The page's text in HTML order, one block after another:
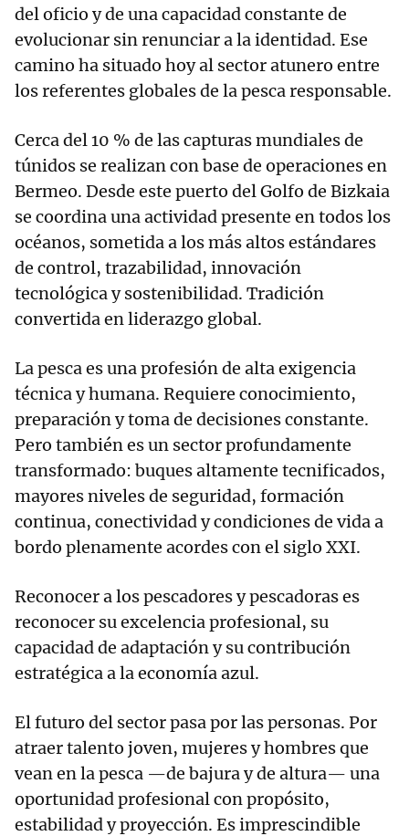
del oficio y de una capacidad constante de
evolucionar sin renunciar a la identidad. Ese
camino ha situado hoy al sector atunero entre
los referentes globales de la pesca responsable.
Cerca del 10 % de las capturas mundiales de
túnidos se realizan con base de operaciones en
Bermeo. Desde este puerto del Golfo de Bizkaia
se coordina una actividad presente en todos los
océanos, sometida a los más altos estándares
de control, trazabilidad, innovación
tecnológica y sostenibilidad. Tradición
convertida en liderazgo global.
La pesca es una profesión de alta exigencia
técnica y humana. Requiere conocimiento,
preparación y toma de decisiones constante.
Pero también es un sector profundamente
transformado: buques altamente tecnificados,
mayores niveles de seguridad, formación
continua, conectividad y condiciones de vida a
bordo plenamente acordes con el siglo XXI.
Reconocer a los pescadores y pescadoras es
reconocer su excelencia profesional, su
capacidad de adaptación y su contribución
estratégica a la economía azul.
El futuro del sector pasa por las personas. Por
atraer talento joven, mujeres y hombres que
vean en la pesca —de bajura y de altura— una
oportunidad profesional con propósito,
estabilidad y proyección. Es imprescindible